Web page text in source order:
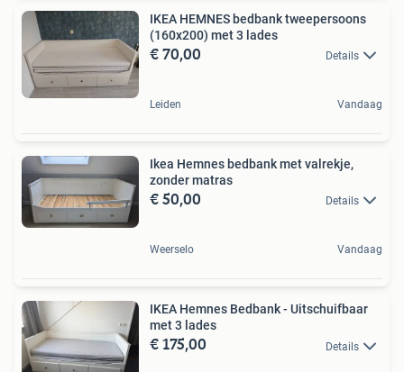
IKEA HEMNES bedbank tweepersoons
(160x200) met 3 lades
€ 70,00 Details
Leiden Vandaag
Ikea Hemnes bedbank met valrekje,
zonder matras
€ 50,00 Details
Weerselo Vandaag
IKEA Hemnes Bedbank - Uitschuifbaar
met 3 lades
€ 175,00 Details